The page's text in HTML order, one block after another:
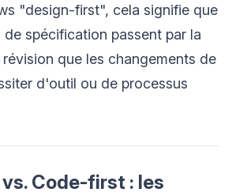
"design-first", cela signifie que
de spécification passent par la
que les changements de
d'outil ou de processus
Code-first : les